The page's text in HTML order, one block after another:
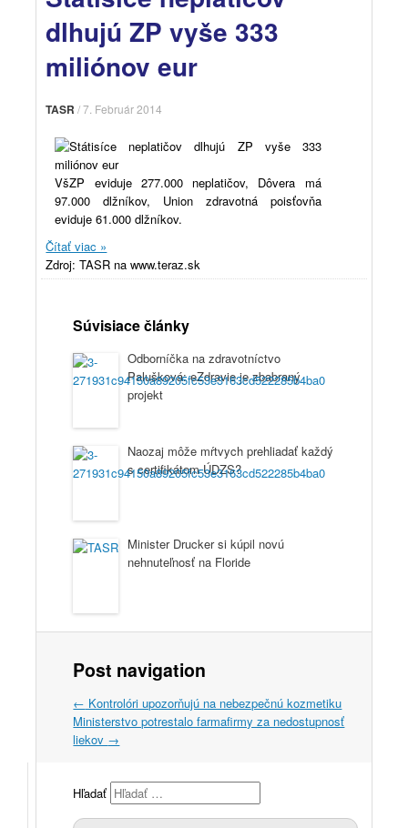
dlhujú ZP vyše 333
miliónov eur
TASR /7. Február 2014
VšZP eviduje 277.000 neplatičov, Dôvera má
97.000 dlžníkov, Union zdravotná poisťovňa
eviduje 61.000 dlžníkov.
Čítať viac »
Zdroj: TASR na www.teraz.sk
Súvisiace články
Odborníčka na zdravotníctvo
Palušková: eZdravie je zbabraný
projekt
Naozaj môže mŕtvych prehliadať každý
s certifikátom ÚDZS?
Minister Drucker si kúpil novú
nehnuteľnosť na Floride
Post navigation
← Kontrolóri upozorňujú na nebezpečnú kozmetiku
Ministerstvo potrestalo farmafirmy za nedostupnosť
liekov →
Hľadať